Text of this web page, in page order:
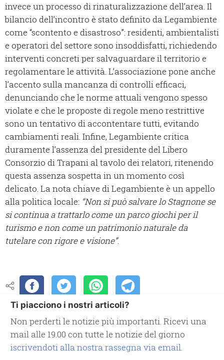
invece un processo di rinaturalizzazione dell’area. Il
bilancio dell’incontro è stato definito da Legambiente
come “scontento e disastroso”: residenti, ambientalisti
e operatori del settore sono insoddisfatti, richiedendo
interventi concreti per salvaguardare il territorio e
regolamentare le attività. L’associazione pone anche
l’accento sulla mancanza di controlli efficaci,
denunciando che le norme attuali vengono spesso
violate e che le proposte di regole meno restrittive
sono un tentativo di accontentare tutti, evitando
cambiamenti reali. Infine, Legambiente critica
duramente l’assenza del presidente del Libero
Consorzio di Trapani al tavolo dei relatori, ritenendo
questa assenza sospetta in un momento così
delicato. La nota chiave di Legambiente è un appello
alla politica locale: “Non si può salvare lo Stagnone se
si continua a trattarlo come un parco giochi per il
turismo e non come un patrimonio naturale da
tutelare con rigore e visione”.
Ti piacciono i nostri articoli?
Non perderti le notizie più importanti. Ricevi una
mail alle 19.00 con tutte le notizie del giorno
iscrivendoti alla nostra rassegna via email.